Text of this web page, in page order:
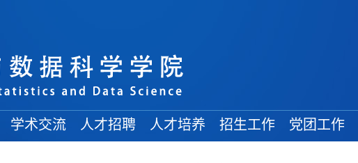
学术交流 人才招聘 人才培养 招生工作 党团工作